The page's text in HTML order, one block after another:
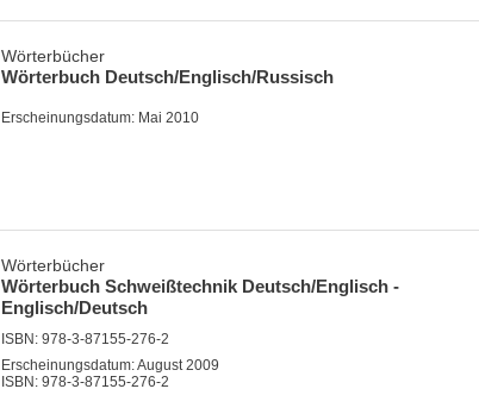
Wörterbücher
Wörterbuch Deutsch/Englisch/Russisch
Erscheinungsdatum: Mai 2010
Wörterbücher
Wörterbuch Schweißtechnik Deutsch/Englisch -
Englisch/Deutsch
ISBN: 978-3-87155-276-2
Erscheinungsdatum: August 2009
ISBN: 978-3-87155-276-2